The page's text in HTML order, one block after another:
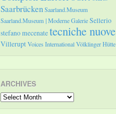
SaarbrückenSaarland.Museum
Saarland.Museum | Moderne GalerieSellerio
stefano mecenatetecniche nuove
VilleruptVoices InternationalVölklinger Hütte
ARCHIVES
Archives